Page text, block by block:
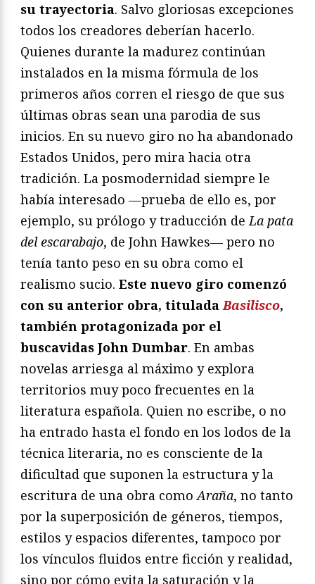
su trayectoria. Salvo gloriosas excepciones
todos los creadores deberían hacerlo.
Quienes durante la madurez continúan
instalados en la misma fórmula de los
primeros años corren el riesgo de que sus
últimas obras sean una parodia de sus
inicios. En su nuevo giro no ha abandonado
Estados Unidos, pero mira hacia otra
tradición. La posmodernidad siempre le
había interesado —prueba de ello es, por
ejemplo, su prólogo y traducción deLa pata
del escarabajo, de John Hawkes— pero no
tenía tanto peso en su obra como el
realismo sucio. Este nuevo giro comenzó
con su anterior obra, tituladaBasilisco,
también protagonizada por el
buscavidas John Dumbar. En ambas
novelas arriesga al máximo y explora
territorios muy poco frecuentes en la
literatura española. Quien no escribe, o no
ha entrado hasta el fondo en los lodos de la
técnica literaria, no es consciente de la
dificultad que suponen la estructura y la
escritura de una obra comoAraña, no tanto
por la superposición de géneros, tiempos,
estilos y espacios diferentes, tampoco por
los vínculos fluidos entre ficción y realidad,
sino por cómo evita la saturación y la